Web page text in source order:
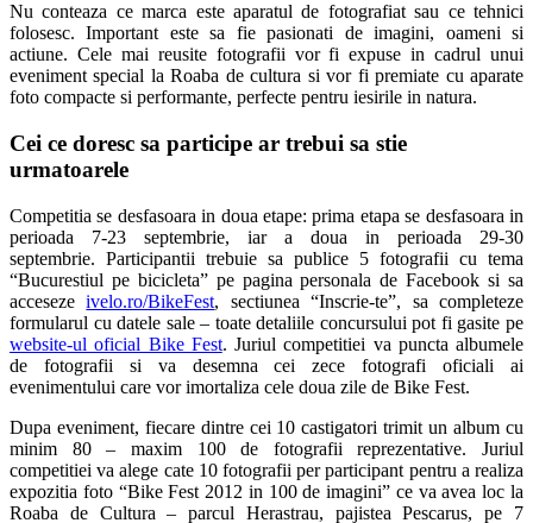
Nu conteaza ce marca este aparatul de fotografiat sau ce tehnici
folosesc. Important este sa fie pasionati de imagini, oameni si
actiune. Cele mai reusite fotografii vor fi expuse in cadrul unui
eveniment special la Roaba de cultura si vor fi premiate cu aparate
foto compacte si performante, perfecte pentru iesirile in natura.
Cei ce doresc sa participe ar trebui sa stie
urmatoarele
Competitia se desfasoara in doua etape: prima etapa se desfasoara in
perioada 7-23 septembrie, iar a doua in perioada 29-30
septembrie. Participantii trebuie sa publice 5 fotografii cu tema
“Bucurestiul pe bicicleta” pe pagina personala de Facebook si sa
accesezeivelo.ro/BikeFest, sectiunea “Inscrie-te”, sa completeze
formularul cu datele sale – toate detaliile concursului pot fi gasite pe
website-ul oficial Bike Fest. Juriul competitiei va puncta albumele
de fotografii si va desemna cei zece fotografi oficiali ai
evenimentului care vor imortaliza cele doua zile de Bike Fest.
Dupa eveniment, fiecare dintre cei 10 castigatori trimit un album cu
minim 80 – maxim 100 de fotografii reprezentative. Juriul
competitiei va alege cate 10 fotografii per participant pentru a realiza
expozitia foto “Bike Fest 2012 in 100 de imagini” ce va avea loc la
Roaba de Cultura – parcul Herastrau, pajistea Pescarus, pe 7